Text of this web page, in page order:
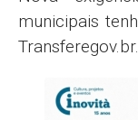
municipais